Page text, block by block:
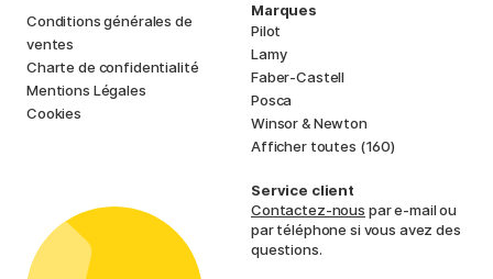
Conditions générales de
ventes
Charte de confidentialité
Mentions Légales
Cookies
Marques
Pilot
Lamy
Faber-Castell
Posca
Winsor & Newton
Afficher toutes (160)
Service client
Contactez-nous par e-mail ou
par téléphone si vous avez des
questions.